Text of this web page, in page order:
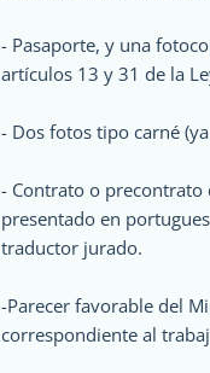
- Pasaporte, y una
artículos 13 y 31 de la
- Dos fotos tipo carné
- Contrato o precontrato
presentado en
traductor jurado.
-Parecer favorable del
correspondiente al